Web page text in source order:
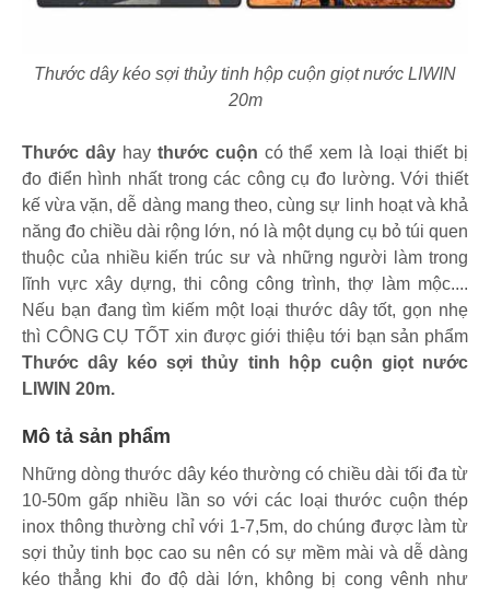
Thước dây kéo sợi thủy tinh hộp cuộn giọt nước LIWIN
20m
Thước dây hay thước cuộn có thể xem là loại thiết bị
đo điển hình nhất trong các công cụ đo lường. Với thiết
kế vừa vặn, dễ dàng mang theo, cùng sự linh hoạt và khả
năng đo chiều dài rộng lớn, nó là một dụng cụ bỏ túi quen
thuộc của nhiều kiến trúc sư và những người làm trong
lĩnh vực xây dựng, thi công công trình, thợ làm mộc....
Nếu bạn đang tìm kiếm một loại thước dây tốt, gọn nhẹ
thì CÔNG CỤ TỐT xin được giới thiệu tới bạn sản phẩm
Thước dây kéo sợi thủy tinh hộp cuộn giọt nước
LIWIN 20m.
Mô tả sản phẩm
Những dòng thước dây kéo thường có chiều dài tối đa từ
10-50m gấp nhiều lần so với các loại thước cuộn thép
inox thông thường chỉ với 1-7,5m, do chúng được làm từ
sợi thủy tinh bọc cao su nên có sự mềm mài và dễ dàng
kéo thẳng khi đo độ dài lớn, không bị cong vênh như